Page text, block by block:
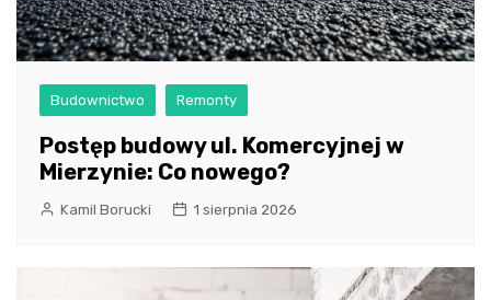
Budownictwo Remonty
Postęp budowy ul. Komercyjnej w
Mierzynie: Co nowego?
Kamil Borucki 1 sierpnia 2026